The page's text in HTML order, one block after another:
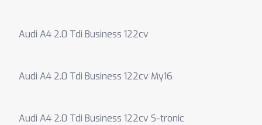
Audi A4 2.0 Tdi Business 122cv
Audi A4 2.0 Tdi Business 122cv My16
Audi A4 2.0 Tdi Business 122cv S-tronic